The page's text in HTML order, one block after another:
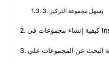
3. يسهل مجموعة التركيز